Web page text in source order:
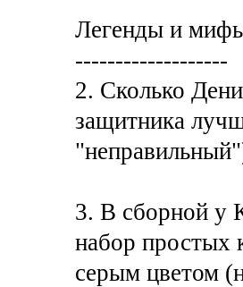
Легенды и
-------------------
2. Сколько
защитника
3. В сборной у
набор простых
серым цветом